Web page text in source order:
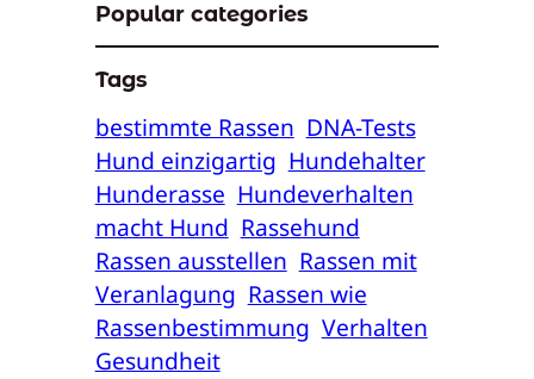
Popular categories
Tags
bestimmte Rassen DNA-Tests
Hund einzigartig Hundehalter
Hunderasse Hundeverhalten
macht Hund Rassehund
Rassen ausstellen Rassen mit
Veranlagung Rassen wie
Rassenbestimmung Verhalten
Gesundheit